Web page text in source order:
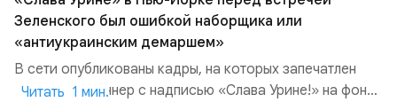
Зеленского был ошибкой наборщика или
«антиукраинским демаршем»
В сети опубликованы кадры, на которых запечатлен
рекламный баннер с надписью «Слава Урине!» на фоне
Читать 1 мин.